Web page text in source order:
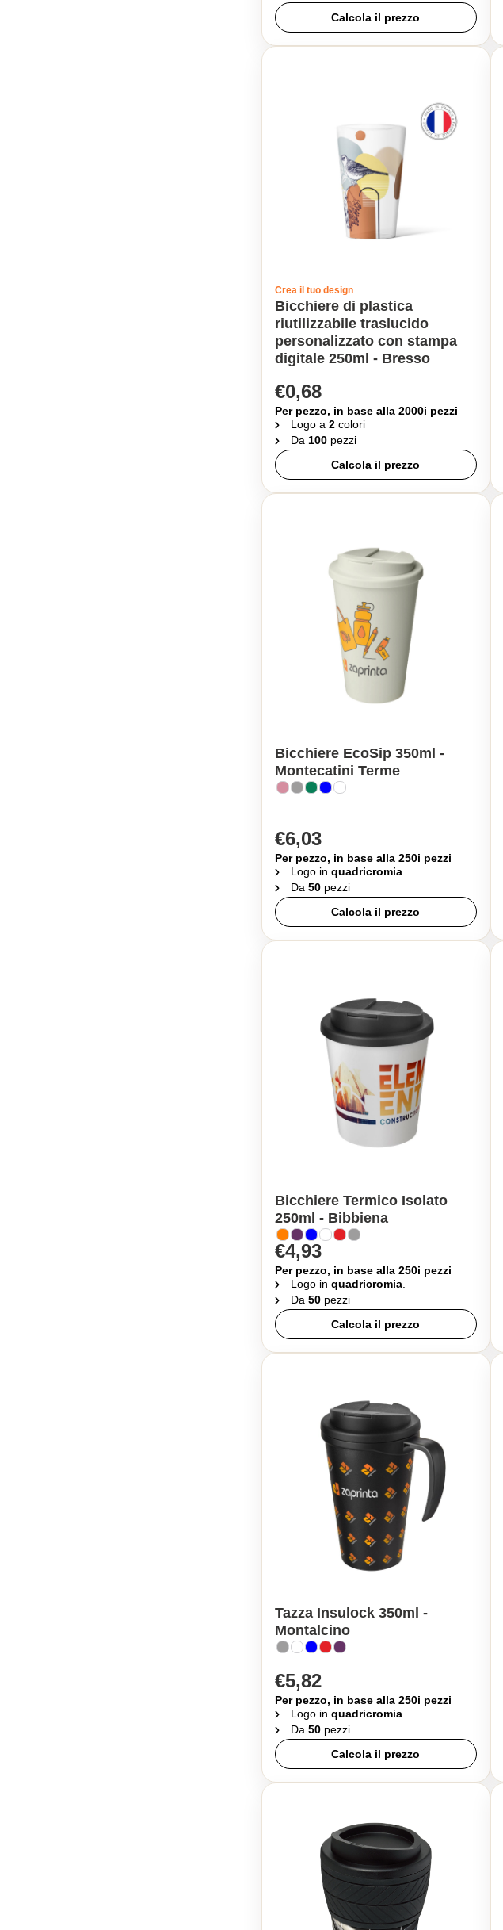
Calcola il prezzo
Crea il tuo design
Bicchiere di plastica
riutilizzabile traslucido
personalizzato con stampa
digitale 250ml - Bresso
€0,68
Per pezzo, in base alla 2000i pezzi
Logo a 2 colori
Da 100 pezzi
Calcola il prezzo
Bicchiere EcoSip 350ml -
Montecatini Terme
€6,03
Per pezzo, in base alla 250i pezzi
Logo in quadricromia
Da 50 pezzi
Calcola il prezzo
Bicchiere Termico Isolato
250ml - Bibbiena
€4,93
Per pezzo, in base alla 250i pezzi
Logo in quadricromia
Da 50 pezzi
Calcola il prezzo
Tazza Insulock 350ml -
Montalcino
€5,82
Per pezzo, in base alla 250i pezzi
Logo in quadricromia
Da 50 pezzi
Calcola il prezzo